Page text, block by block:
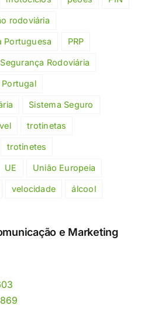
rodoviária
Portuguesa PRP
Segurança Rodoviária
Sistema Seguro
trotinetas
trotinetes
UE União Europeia
velocidade álcool
e Marketing